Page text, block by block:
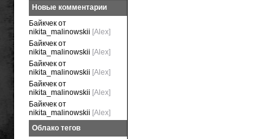
Новые комментарии
Байкчек от
nikita_malinowskii [Alex]
Байкчек от
nikita_malinowskii [Alex]
Байкчек от
nikita_malinowskii [Alex]
Байкчек от
nikita_malinowskii [Alex]
Байкчек от
nikita_malinowskii [Alex]
Облако тегов